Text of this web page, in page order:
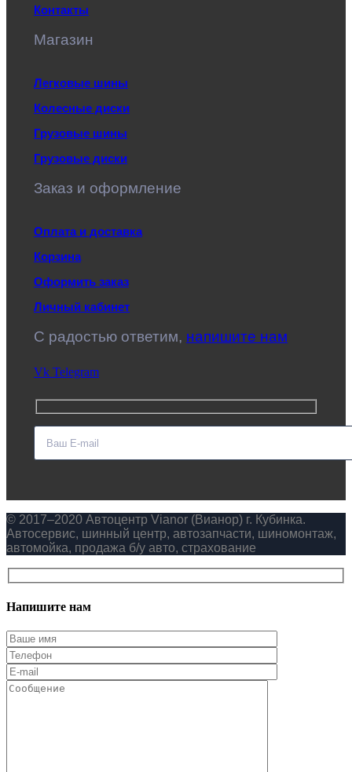
Контакты
Магазин
Легковые шины
Колесные диски
Грузовые шины
Грузовые диски
Заказ и оформление
Оплата и доставка
Корзина
Оформить заказ
Личный кабинет
C радостью ответим, напишите нам
Vk Telegram
© 2017–2020 Автоцентр Vianor (Вианор) г. Кубинка.
Автосервис, шинный центр, автозапчасти, шиномонтаж,
автомойка, продажа б/у авто, страхование
Напишите нам